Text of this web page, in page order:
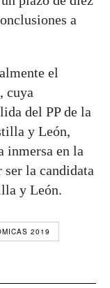
a
el
cuya
del PP de la
y León,
inmersa en la
la candidata
y León.
2019